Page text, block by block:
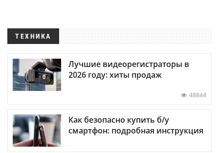
ТЕХНИКА
Лучшие видеорегистраторы в
2026 году: хиты продаж
48844
Как безопасно купить б/у
смартфон: подробная инструкция